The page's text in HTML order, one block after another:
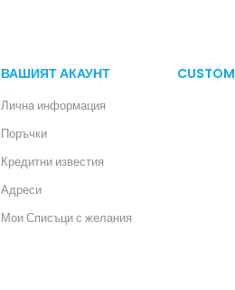
ВАШИЯТ АКАУНТ
Лична информация
Поръчки
Кредитни известия
Адреси
Мои Списъци с желания